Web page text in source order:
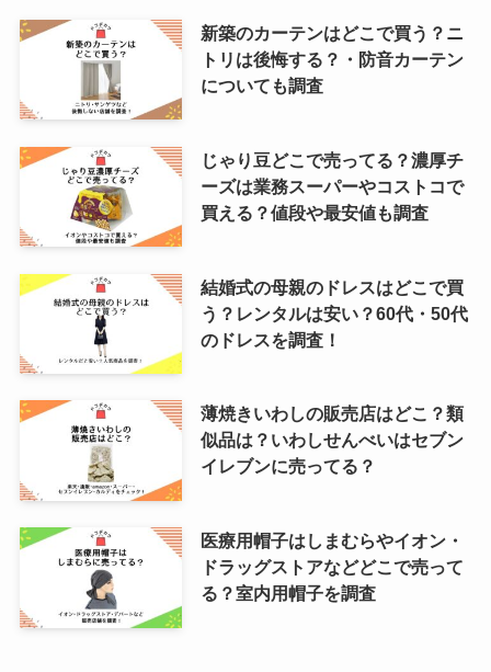
新築のカーテンはどこで買う？ニ
トリは後悔する？・防音カーテン
についても調査
じゃり豆どこで売ってる？濃厚チ
ーズは業務スーパーやコストコで
買える？値段や最安値も調査
結婚式の母親のドレスはどこで買
う？レンタルは安い？60代・50代
のドレスを調査！
薄焼きいわしの販売店はどこ？類
似品は？いわしせんべいはセブン
イレブンに売ってる？
医療用帽子はしまむらやイオン・
ドラッグストアなどどこで売って
る？室内用帽子を調査